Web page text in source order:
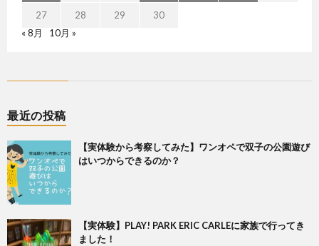
27 28 29
30
« 8月
10月 »
最近の投稿
【実体験から考察してみた】ワンオペで双子の公園遊び
はいつからできるのか？
【実体験】PLAY! PARK ERIC CARLEに家族で行ってき
ました！